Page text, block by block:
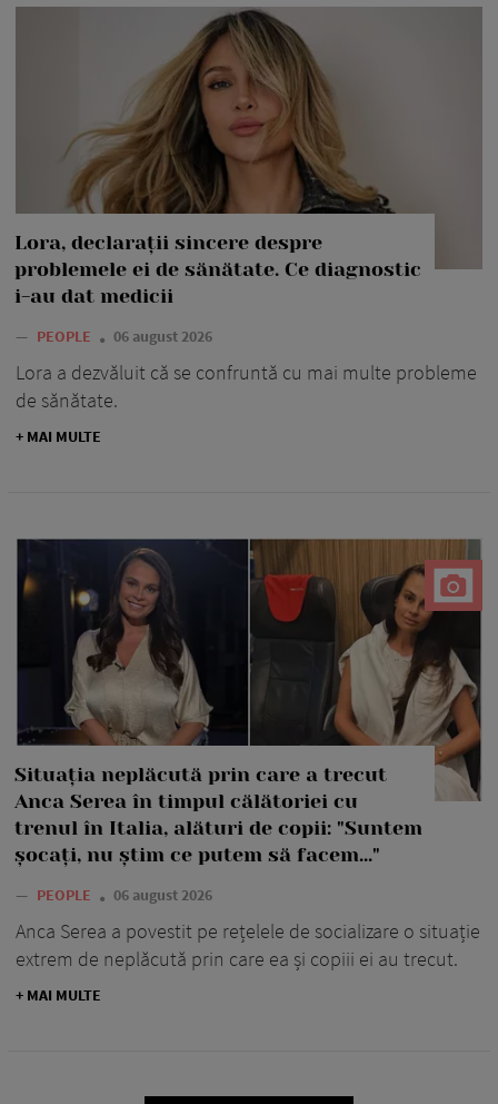
Lora, declarații sincere despre
problemele ei de sănătate. Ce diagnostic
i-au dat medicii
— PEOPLE 06 august 2026
Lora a dezvăluit că se confruntă cu mai multe probleme
de sănătate.
+ MAI MULTE
Situația neplăcută prin care a trecut
Anca Serea în timpul călătoriei cu
trenul în Italia, alături de copii: "Suntem
șocați, nu știm ce putem să facem..."
— PEOPLE 06 august 2026
Anca Serea a povestit pe rețelele de socializare o situație
extrem de neplăcută prin care ea și copiii ei au trecut.
+ MAI MULTE